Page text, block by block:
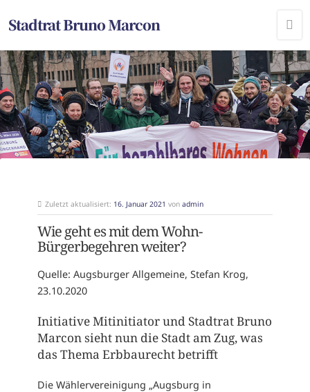
Stadtrat Bruno Marcon
Zuletzt aktualisiert: 16. Januar 2021 von admin
Wie geht es mit dem Wohn-
Bürgerbegehren weiter?
Quelle: Augsburger Allgemeine, Stefan Krog,
23.10.2020
Initiative Mitinitiator und Stadtrat Bruno
Marcon sieht nun die Stadt am Zug, was
das Thema Erbbaurecht betrifft
Die Wählervereinigung „Augsburg in